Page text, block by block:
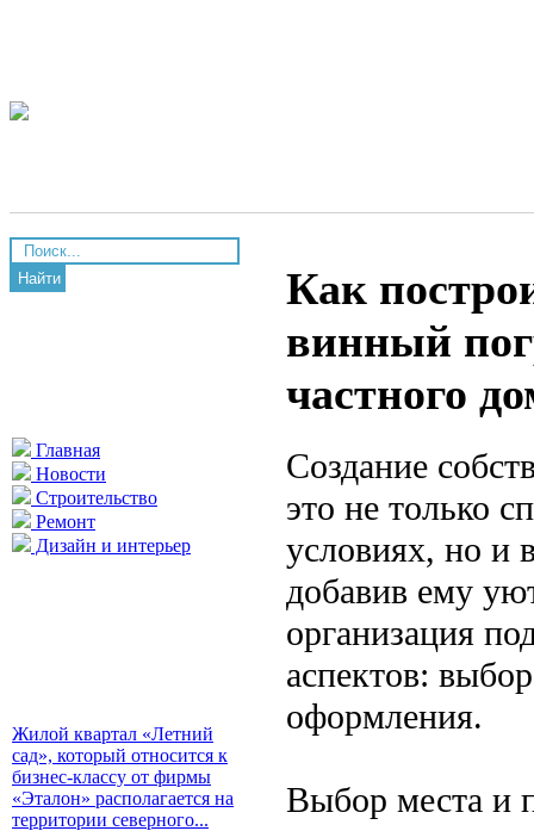
Найти
Главная
Новости
Строительство
Ремонт
Дизайн и интерьер
Жилой квартал «Летний
сад», который относится к
бизнес-классу от фирмы
«Эталон» располагается на
территории северного...
Как
винный
частного
Создание
это не только
условиях, но и
добавив ему
организация
аспектов:
оформления.
Выбор места и